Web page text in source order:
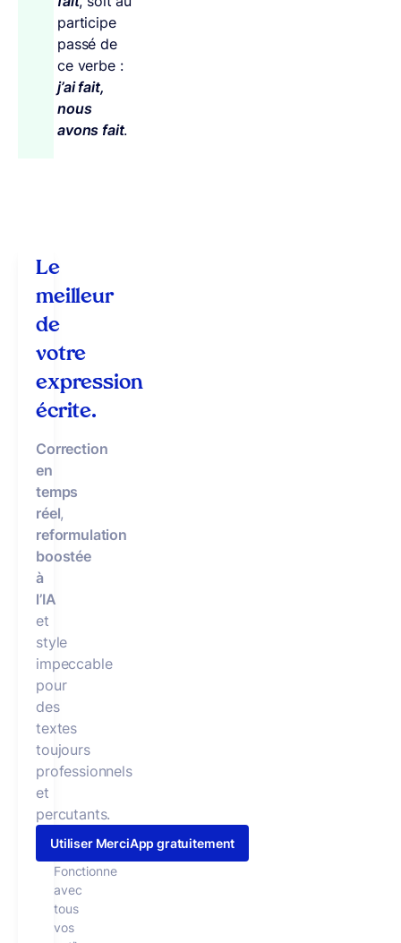
participe
passé de
ce verbe :
j’ai fait,
nous
avons fait.
Le
meilleur
de
votre
expression
écrite.
Correction
en
temps
réel,
reformulation
boostée
à
l’IA
et
style
impeccable
pour
des
textes
toujours
professionnels
et
percutants.
Utiliser MerciApp gratuitement
Fonctionne
avec
tous
vos